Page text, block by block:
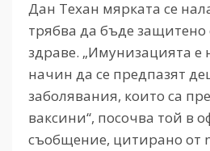
Дан Техан мярката се
трябва да бъде защитено
здраве. „Имунизацията е
начин да се предпазят
заболявания, които са
ваксини“, посочва той в
съобщение, цитирано от